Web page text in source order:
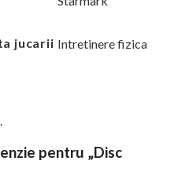
jucarii Intretinere fizica
pentru „Disc